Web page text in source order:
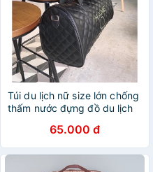
Túi du lịch nữ size lớn chống
thấm nước đựng đồ du lịch
65.000 đ